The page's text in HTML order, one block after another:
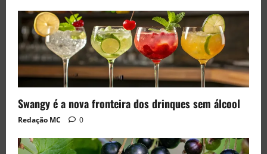
Swangy é a nova fronteira dos drinques sem álcool
Redação MC 0